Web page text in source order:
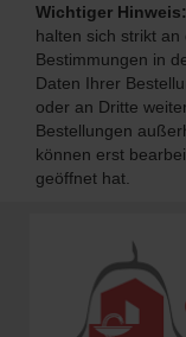
Wichtiger Hinweis:
halten sich strikt
Bestimmungen in
Daten Ihrer
oder an Dritte
Bestellungen
können erst
geöffnet hat.